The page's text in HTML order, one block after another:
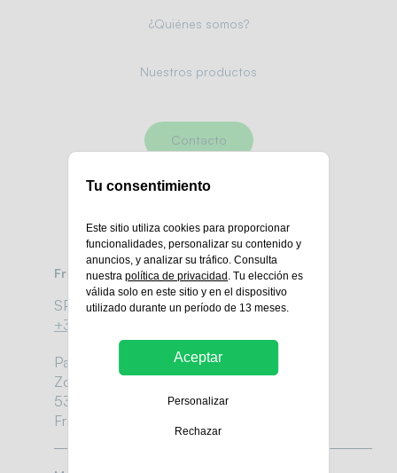
¿Quiénes somos?
Nuestros productos
Contacto
Francia
SP :
+33 (0)9 80 80 30 98
Parc d’activité LA GRAVELLE SUD,
Zone Ecoparc,
53 410 LA GRAVELLE,
France
Tu consentimiento
Este sitio utiliza cookies para proporcionar
funcionalidades, personalizar su contenido y
anuncios, y analizar su tráfico. Consulta
nuestrapolítica de privacidad . Tu elección es
válida solo en este sitio y en el dispositivo
utilizado durante un período de 13 meses.
Aceptar
Personalizar
Rechazar